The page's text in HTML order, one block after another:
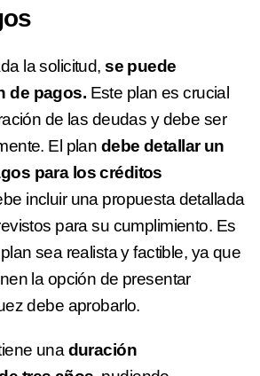
la solicitud,se puede
de pagos. Este plan es crucial
de las deudas y debe ser
El plan debe detallar un
para los créditos
incluir una propuesta detallada
para su cumplimiento. Es
sea realista y factible, ya que
la opción de presentar
debe aprobarlo.
una duración